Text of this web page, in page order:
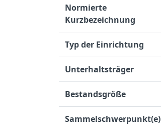
Normierte
Kurzbezeichnung
Typ der Einrichtung
Unterhaltsträger
Bestandsgröße
Sammelschwerpunkt(e)